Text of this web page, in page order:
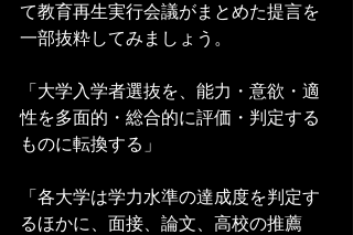
て教育再生実行会議がまとめた提言を
一部抜粋してみましょう。
「大学入学者選抜を、能力・意欲・適
性を多面的・総合的に評価・判定する
ものに転換する」
「各大学は学力水準の達成度を判定す
るほかに、面接、論文、高校の推薦